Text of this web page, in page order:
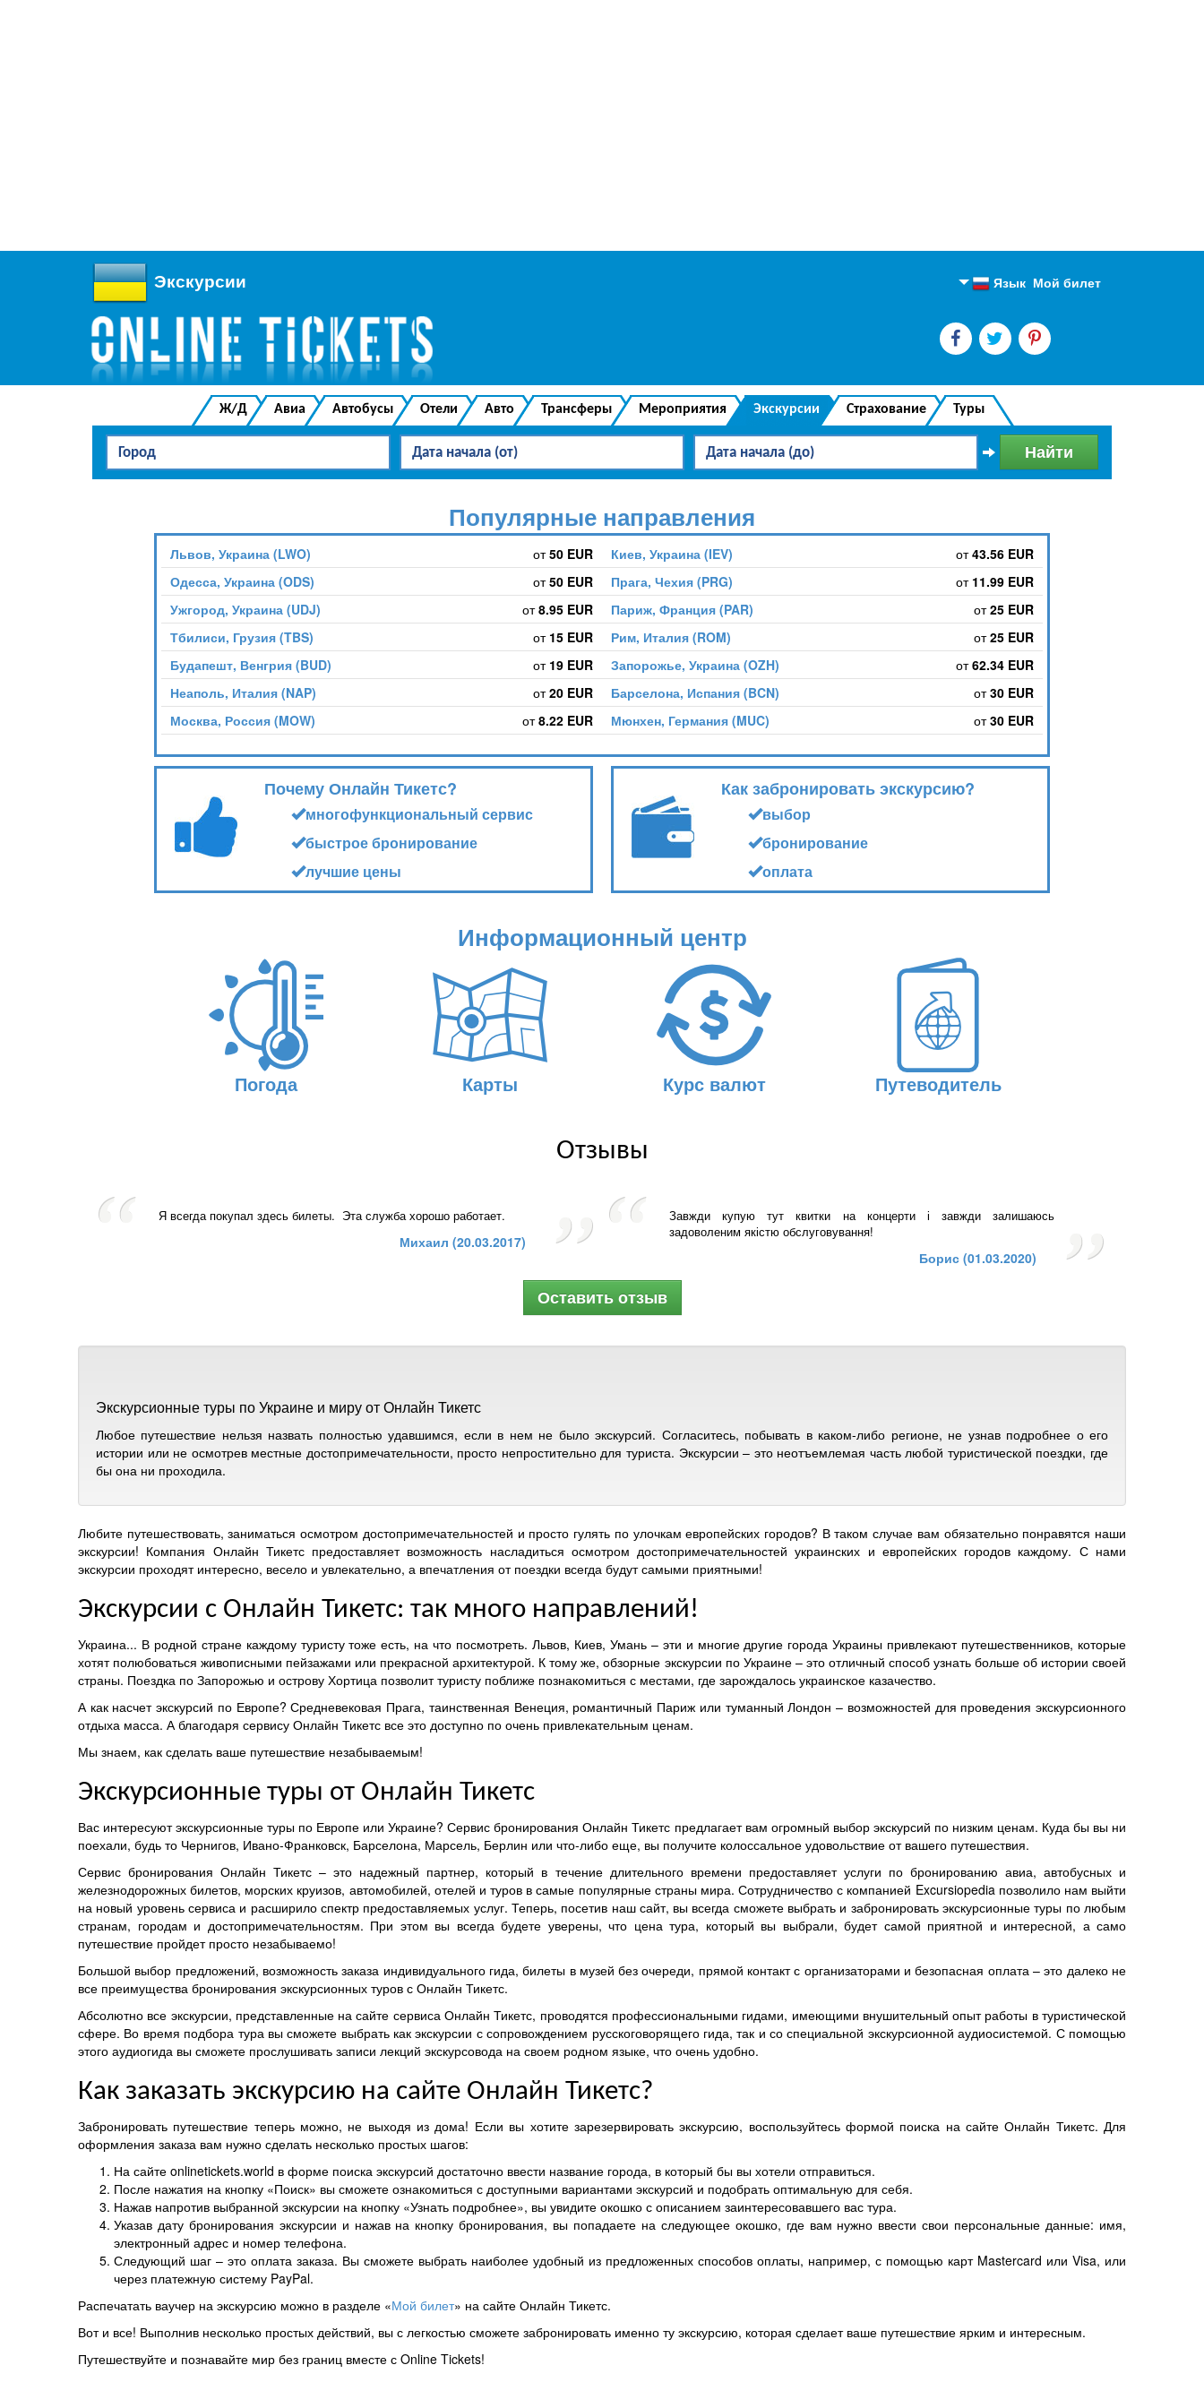
Мой билет
Язык
Английский
Украинский
Экскурсии
Ж/Д Авиа Автобусы Отели Авто Трансферы Мероприятия Экскурсии Страхование Туры
Популярные направления
Киев, Украина (IEV) от43.56 EUR
Львов, Украина (LWO) от50 EUR
Прага, Чехия (PRG)
от11.99 EUR
Одесса, Украина (ODS) от50 EUR
Париж, Франция (PAR)
от25 EUR
Ужгород, Украина (UDJ) от8.95 EUR
Рим, Италия (ROM)
от25 EUR
Тбилиси, Грузия (TBS) от15 EUR
Запорожье, Украина (OZH)
от62.34 EUR
Будапешт, Венгрия (BUD) от19 EUR
Барселона, Испания (BCN)
от30 EUR
Неаполь, Италия (NAP) от20 EUR
Мюнхен, Германия (MUC)
от30 EUR
Москва, Россия (MOW) от8.22 EUR
Почему Онлайн Тикетс?
многофункциональный сервис
быстрое бронирование
лучшие цены
Как забронировать экскурсию?
выбор
бронирование
оплата
Информационный центр
Погода Карты Курс валют Путеводитель
Отзывы
Я всегда покупал здесь билеты. Эта служба хорошо работает.
Михаил (20.03.2017)
Завжди купую тут квитки на концерти і завжди залишаюсь
задоволеним якістю обслуговування!
Борис (01.03.2020)
Оставить отзыв
Экскурсионные туры по Украине и миру от Онлайн Тикетс
Любое путешествие нельзя назвать полностью удавшимся, если в нем не было экскурсий. Согласитесь, побывать в каком-либо регионе, не узнав подробнее о его
истории или не осмотрев местные достопримечательности, просто непростительно для туриста. Экскурсии – это неотъемлемая часть любой туристической поездки, где
бы она ни проходила.
Любите путешествовать, заниматься осмотром достопримечательностей и просто гулять по улочкам европейских городов? В таком случае вам обязательно понравятся наши
экскурсии! Компания Онлайн Тикетс предоставляет возможность насладиться осмотром достопримечательностей украинских и европейских городов каждому. С нами
экскурсии проходят интересно, весело и увлекательно, а впечатления от поездки всегда будут самыми приятными!
Экскурсии с Онлайн Тикетс: так много направлений!
Украина... В родной стране каждому туристу тоже есть, на что посмотреть. Львов, Киев, Умань – эти и многие другие города Украины привлекают путешественников, которые
хотят полюбоваться живописными пейзажами или прекрасной архитектурой. К тому же, обзорные экскурсии по Украине – это отличный способ узнать больше об истории своей
страны. Поездка по Запорожью и острову Хортица позволит туристу поближе познакомиться с местами, где зарождалось украинское казачество.
А как насчет экскурсий по Европе? Средневековая Прага, таинственная Венеция, романтичный Париж или туманный Лондон – возможностей для проведения экскурсионного
отдыха масса. А благодаря сервису Онлайн Тикетс все это доступно по очень привлекательным ценам.
Мы знаем, как сделать ваше путешествие незабываемым!
Экскурсионные туры от Онлайн Тикетс
Вас интересуют экскурсионные туры по Европе или Украине? Сервис бронирования Онлайн Тикетс предлагает вам огромный выбор экскурсий по низким ценам. Куда бы вы ни
поехали, будь то Чернигов, Ивано-Франковск, Барселона, Марсель, Берлин или что-либо еще, вы получите колоссальное удовольствие от вашего путешествия.
Сервис бронирования Онлайн Тикетс – это надежный партнер, который в течение длительного времени предоставляет услуги по бронированию авиа, автобусных и
железнодорожных билетов, морских круизов, автомобилей, отелей и туров в самые популярные страны мира. Сотрудничество с компанией Excursiopedia позволило нам выйти
на новый уровень сервиса и расширило спектр предоставляемых услуг. Теперь, посетив наш сайт, вы всегда сможете выбрать и забронировать экскурсионные туры по любым
странам, городам и достопримечательностям. При этом вы всегда будете уверены, что цена тура, который вы выбрали, будет самой приятной и интересной, а само
путешествие пройдет просто незабываемо!
Большой выбор предложений, возможность заказа индивидуального гида, билеты в музей без очереди, прямой контакт с организаторами и безопасная оплата – это далеко не
все преимущества бронирования экскурсионных туров с Онлайн Тикетс.
Абсолютно все экскурсии, представленные на сайте сервиса Онлайн Тикетс, проводятся профессиональными гидами, имеющими внушительный опыт работы в туристической
сфере. Во время подбора тура вы сможете выбрать как экскурсии с сопровождением русскоговорящего гида, так и со специальной экскурсионной аудиосистемой. С помощью
этого аудиогида вы сможете прослушивать записи лекций экскурсовода на своем родном языке, что очень удобно.
Как заказать экскурсию на сайте Онлайн Тикетс?
Забронировать путешествие теперь можно, не выходя из дома! Если вы хотите зарезервировать экскурсию, воспользуйтесь формой поиска на сайте Онлайн Тикетс. Для
оформления заказа вам нужно сделать несколько простых шагов:
На сайте onlinetickets.world в форме поиска экскурсий достаточно ввести название города, в который бы вы хотели отправиться.
После нажатия на кнопку «Поиск» вы сможете ознакомиться с доступными вариантами экскурсий и подобрать оптимальную для себя.
Нажав напротив выбранной экскурсии на кнопку «Узнать подробнее», вы увидите окошко с описанием заинтересовавшего вас тура.
Указав дату бронирования экскурсии и нажав на кнопку бронирования, вы попадаете на следующее окошко, где вам нужно ввести свои персональные данные: имя,
электронный адрес и номер телефона.
Следующий шаг – это оплата заказа. Вы сможете выбрать наиболее удобный из предложенных способов оплаты, например, с помощью карт Mastercard или Visa, или
через платежную систему PayPal.
Распечатать ваучер на экскурсию можно в разделе «Мой билет» на сайте Онлайн Тикетс.
Вот и все! Выполнив несколько простых действий, вы с легкостью сможете забронировать именно ту экскурсию, которая сделает ваше путешествие ярким и интересным.
Путешествуйте и познавайте мир без границ вместе с Online Tickets!